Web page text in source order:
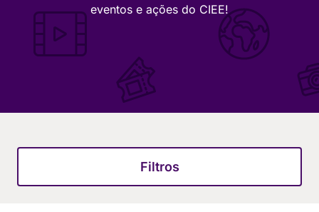
eventos e ações do CIEE!
Filtros